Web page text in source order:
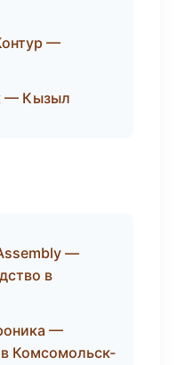
—
— Кызыл
—
в
—
Комсомольск-